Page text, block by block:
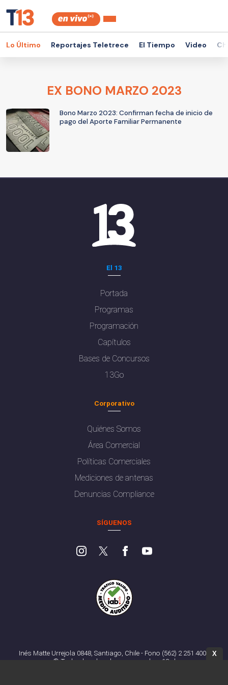
Lo Último Reportajes Teletrece El Tiempo Video
EX BONO MARZO 2023
Bono Marzo 2023: Confirman fecha de inicio de
pago del Aporte Familiar Permanente
El 13
Portada
Programas
Programación
Capítulos
Bases de Concursos
13Go
Corporativo
Quiénes Somos
Área Comercial
Políticas Comerciales
Mediciones de antenas
Denuncias Compliance
SÍGUENOS
Inés Matte Urrejola 0848, Santiago, Chile - Fono (562) 2 251 4000
© Todos los derechos reservados. 13.cl
X